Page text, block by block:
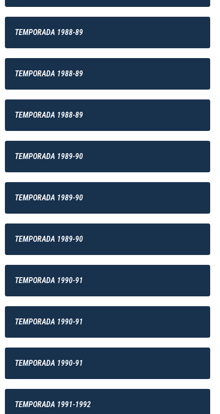
TEMPORADA 1988-89
TEMPORADA 1988-89
TEMPORADA 1988-89
TEMPORADA 1989-90
TEMPORADA 1989-90
TEMPORADA 1989-90
TEMPORADA 1990-91
TEMPORADA 1990-91
TEMPORADA 1990-91
TEMPORADA 1991-1992